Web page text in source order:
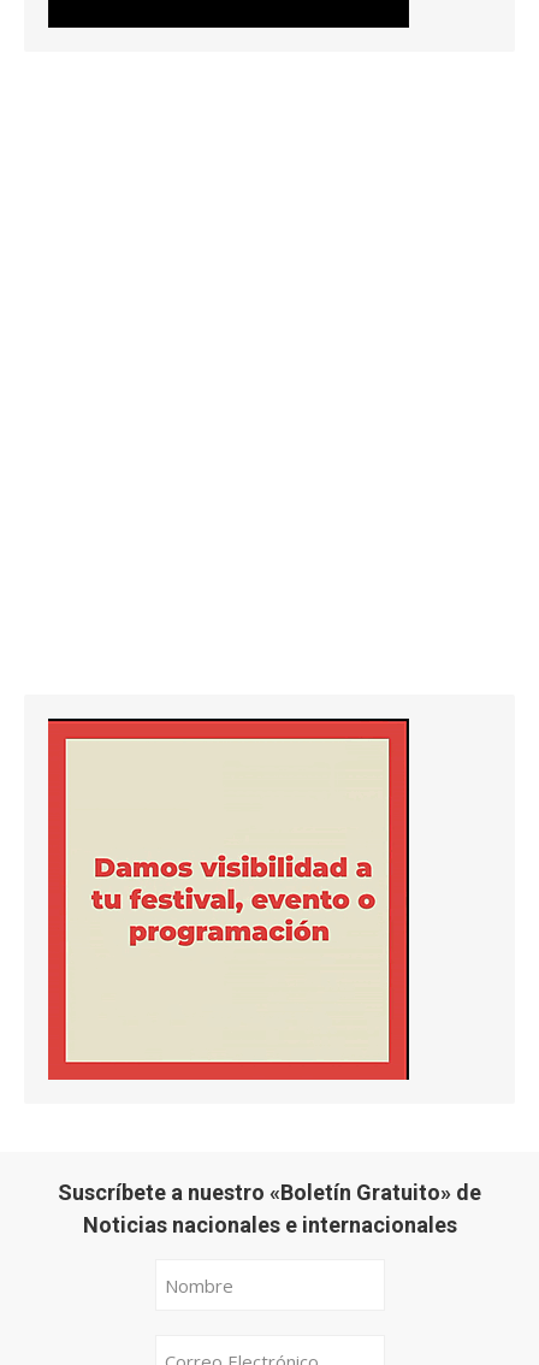
Suscríbete a nuestro «Boletín Gratuito» de
Noticias nacionales e internacionales